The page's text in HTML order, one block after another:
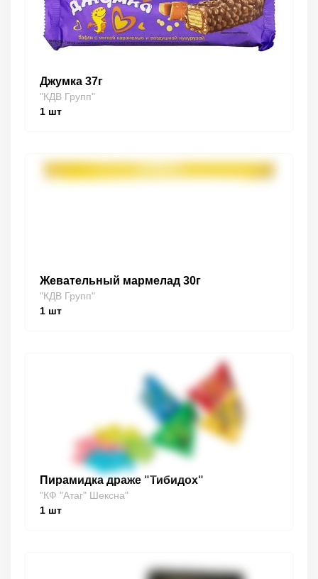
Джумка 37г
"КДВ Групп"
1 шт
Жевательный мармелад 30г
"КДВ Групп"
1 шт
Пирамидка драже "Тибидох"
"КФ "Атаг" Шексна"
1 шт